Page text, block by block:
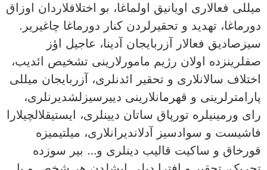
میللی فعالاری اویانیق اولماغا، بو اختلافلاردان اوزاق
دورماغا، تهدید و تحقیرلردن کنار دورماغا چاغیریر.
سیزصادیق فعالار آزربایجان آدینا، عاجیل اؤز
صفلرینزده اولان رژیم مامورلارینی تشخیص ائدیب،
اختلاف سالانلاری و تحقیر ائدنلری، آزربایجان میللی
پارامترلرینی و قهرمانلارینی دییرسیزلشدیرنلری،
رای ورمینیلره تورپاق ساتان دیینلری، ایستیقلالچیلارا
فاشیست و سوادسیز آدلاندیرانلاری، میلتیمیزه
قورخاق و ساکیت قالیب دینلری و… بیر سوزده